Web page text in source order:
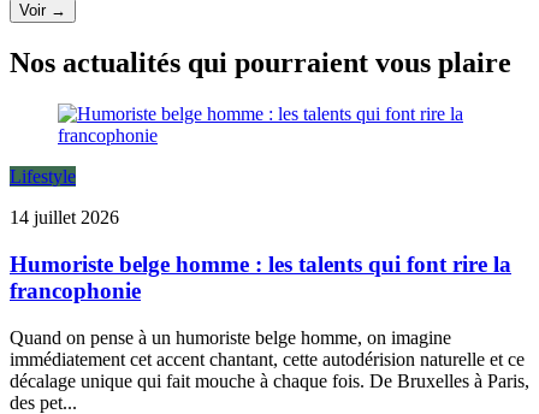
Voir →
Nos actualités qui pourraient vous plaire
Lifestyle
14 juillet 2026
Humoriste belge homme : les talents qui font rire la
francophonie
Quand on pense à un humoriste belge homme, on imagine
immédiatement cet accent chantant, cette autodérision naturelle et ce
décalage unique qui fait mouche à chaque fois. De Bruxelles à Paris,
des pet...